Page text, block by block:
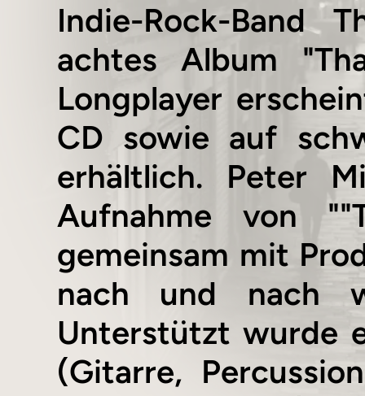
Indie-Rock-Band
achtes Album
Longplayer
CD sowie auf
erhältlich. Peter
Aufnahme von
gemeinsam mit
nach und nach
Unterstützt wurde
(Gitarre,